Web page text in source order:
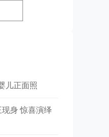
儿正面照
现身 惊喜演绎